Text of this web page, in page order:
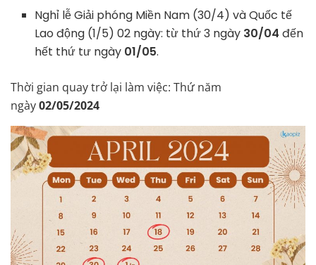
Nghỉ lễ Giải phóng Miền Nam (30/4) và Quốc tế
Lao động (1/5) 02 ngày: từ thứ 3 ngày 30/04 đến
hết thứ tư ngày 01/05.
Thời gian quay trở lại làm việc: Thứ năm
ngày02/05/2024